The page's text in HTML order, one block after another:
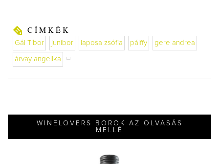
CÍMKÉK
Gál Tibor junibor laposa zsófia pálffy gere andrea
árvay angelika
WINELOVERS BOROK AZ OLVASÁS
MELLÉ